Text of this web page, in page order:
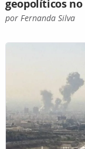
geopolíticos
por Fernanda Silva